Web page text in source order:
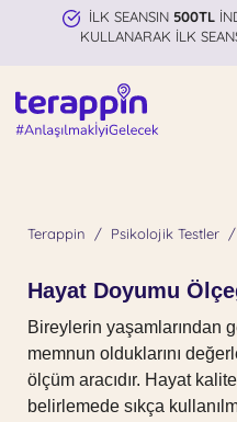
İLK SEANSIN 500TL
KULLANARAK İLK
Terappin Psikolojik Testler
Hayat Doyumu
Bireylerin yaşamlarından
memnun olduklarını
ölçüm aracıdır. Hayat
belirlemede sıkça